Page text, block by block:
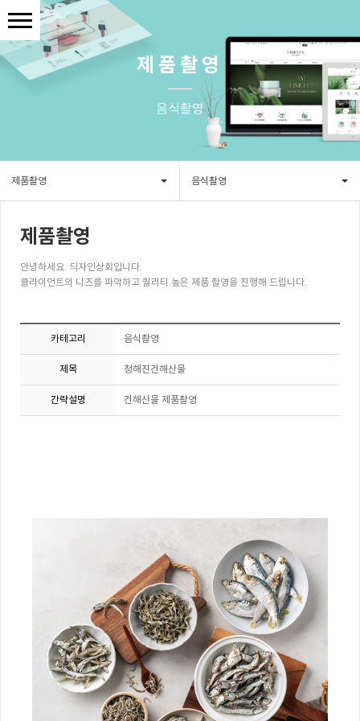
제품촬영
음식촬영
제품촬영 음식촬영
제품촬영
안녕하세요. 듸자인상회입니다.
클라이언트의 니즈를 파악하고 퀄리티 높은 제품 촬영을 진행해 드립니다.
카테고리 음식촬영
제목 청해진건해산물
간략설명 건해산물 제품촬영